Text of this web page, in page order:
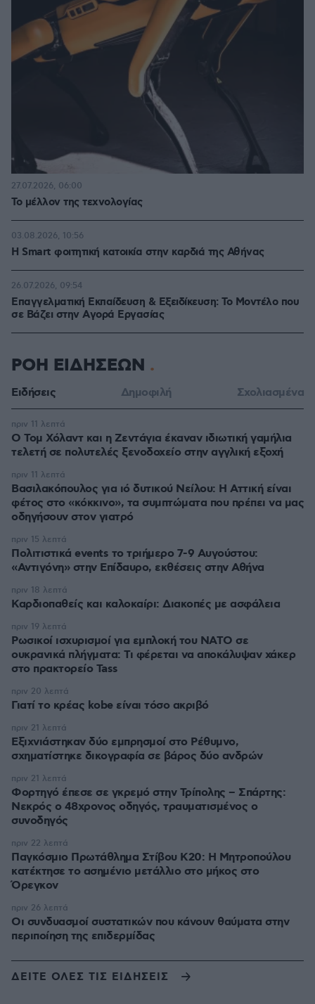
Το μέλλον της τεχνολογίας
27.07.2026, 06:00
Η Smart φοιτητική κατοικία στην καρδιά της Αθήνας
03.08.2026, 10:56
Επαγγελματική Εκπαίδευση & Εξειδίκευση: Το Mοντέλο που
σε Bάζει στην Aγορά Eργασίας
26.07.2026, 09:54
ΡΟΗ ΕΙΔΗΣΕΩΝ
Ειδήσεις Δημοφιλή Σχολιασμένα
O Τομ Χόλαντ και η Ζεντάγια έκαναν ιδιωτική γαμήλια
τελετή σε πολυτελές ξενοδοχείο στην αγγλική εξοχή
πριν 11 λεπτά
Βασιλακόπουλος για ιό δυτικού Νείλου: Η Αττική είναι
φέτος στο «κόκκινο», τα συμπτώματα που πρέπει να μας
οδηγήσουν στον γιατρό
πριν 11 λεπτά
Πολιτιστικά events το τριήμερο 7-9 Αυγούστου:
«Αντιγόνη» στην Επίδαυρο, εκθέσεις στην Αθήνα
πριν 15 λεπτά
Καρδιοπαθείς και καλοκαίρι: Διακοπές με ασφάλεια
πριν 18 λεπτά
Ρωσικοί ισχυρισμοί για εμπλοκή του ΝΑΤΟ σε
ουκρανικά πλήγματα: Τι φέρεται να αποκάλυψαν χάκερ
στο πρακτορείο Tass
πριν 19 λεπτά
Γιατί το κρέας kobe είναι τόσο ακριβό
πριν 20 λεπτά
Εξιχνιάστηκαν δύο εμπρησμοί στο Ρέθυμνο,
σχηματίστηκε δικογραφία σε βάρος δύο ανδρών
πριν 21 λεπτά
Φορτηγό έπεσε σε γκρεμό στην Τρίπολης – Σπάρτης:
Νεκρός ο 48χρονος οδηγός, τραυματισμένος ο
συνοδηγός
πριν 21 λεπτά
Παγκόσμιο Πρωτάθλημα Στίβου Κ20: Η Μητροπούλου
κατέκτησε το ασημένιο μετάλλιο στο μήκος στο
Όρεγκον
πριν 22 λεπτά
Οι συνδυασμοί συστατικών που κάνουν θαύματα στην
περιποίηση της επιδερμίδας
πριν 26 λεπτά
ΔΕΙΤΕ ΟΛΕΣ ΤΙΣ ΕΙΔΗΣΕΙΣ